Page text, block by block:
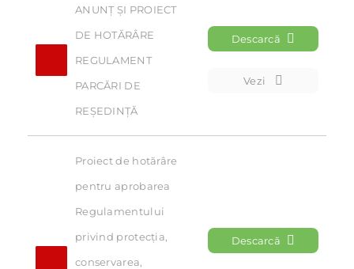
ANUNȚ ȘI PROIECT
DE HOTĂRÂRE
REGULAMENT
PARCĂRI DE
REȘEDINȚĂ
Descarcă
Vezi
Proiect de hotărâre
pentru aprobarea
Regulamentului
privind protecţia,
conservarea,
Descarcă